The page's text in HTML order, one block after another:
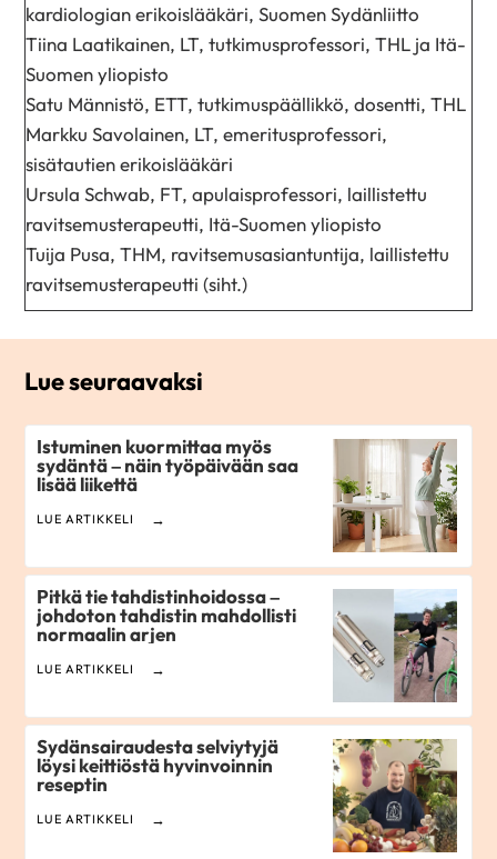
kardiologian erikoislääkäri, Suomen Sydänliitto
Tiina Laatikainen, LT, tutkimusprofessori, THL ja Itä-
Suomen yliopisto
Satu Männistö, ETT, tutkimuspäällikkö, dosentti, THL
Markku Savolainen, LT, emeritusprofessori,
sisätautien erikoislääkäri
Ursula Schwab, FT, apulaisprofessori, laillistettu
ravitsemusterapeutti, Itä-Suomen yliopisto
Tuija Pusa, THM, ravitsemusasiantuntija, laillistettu
ravitsemusterapeutti (siht.)
Lue seuraavaksi
Istuminen kuormittaa myös
sydäntä – näin työpäivään saa
lisää liikettä
LUE ARTIKKELI
Pitkä tie tahdistinhoidossa –
johdoton tahdistin mahdollisti
normaalin arjen
LUE ARTIKKELI
Sydänsairaudesta selviytyjä
löysi keittiöstä hyvinvoinnin
reseptin
LUE ARTIKKELI